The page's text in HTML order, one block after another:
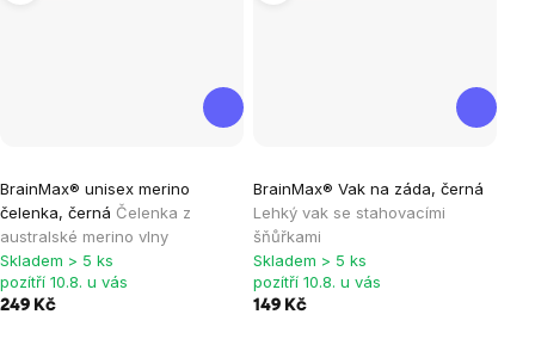
BrainMax® unisex merino
čelenka, černá Čelenka z
australské merino vlny
Skladem > 5 ks
pozítří 10.8. u vás
249 Kč
BrainMax® Vak na záda, černá
Lehký vak se stahovacími
šňůřkami
Skladem > 5 ks
pozítří 10.8. u vás
149 Kč